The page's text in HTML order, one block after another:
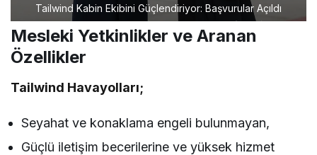
Tailwind Kabin Ekibini Güçlendiriyor: Başvurular Açıldı
Mesleki Yetkinlikler ve Aranan
Özellikler
Tailwind Havayolları;
Seyahat ve konaklama engeli bulunmayan,
Güçlü iletişim becerilerine ve yüksek hizmet